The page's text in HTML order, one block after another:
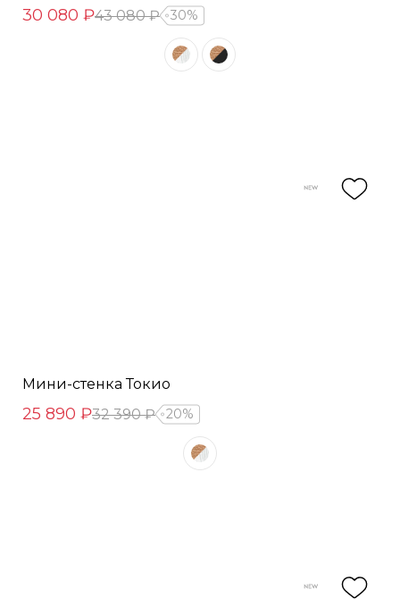
30 080 ₽43 080 ₽ 30%
Мини-стенка Токио
25 890 ₽32 390 ₽ 20%